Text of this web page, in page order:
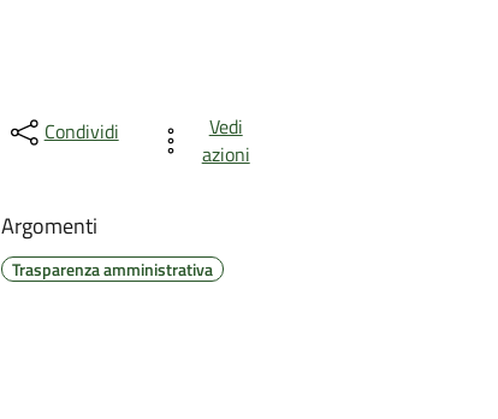
Condividi
Vedi
azioni
Argomenti
Trasparenza amministrativa